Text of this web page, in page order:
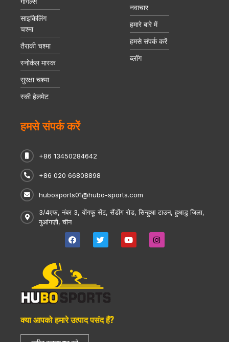
साइकिलिंग
चश्मा
तैराकी चश्मा
स्नोर्कल मास्क
सुरक्षा चश्मा
स्की हेलमेट
नवाचार
हमारे बारे में
हमसे संपर्क करें
ब्लॉग
हमसे संपर्क करें
+86 13450284642
+86 020 66808898
hubosports01@hubo-sports.com
3/4एफ, नंबर 3, योंगफू सेंट, सैंडोंग रोड, सिन्हुआ टाउन, हुआडु जिला,
गुआंगज़ौ, चीन
क्या आपको हमारे उत्पाद पसंद हैं?